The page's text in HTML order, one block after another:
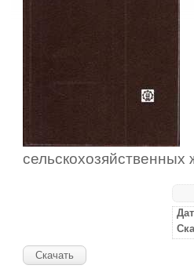
сельскохозяйственных
Скачать